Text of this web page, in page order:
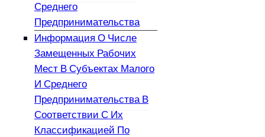
Среднего
Предпринимательства
Информация О Числе
Замещенных Рабочих
Мест В Субъектах Малого
И Среднего
Предпринимательства В
Соответствии С Их
Классификацией По